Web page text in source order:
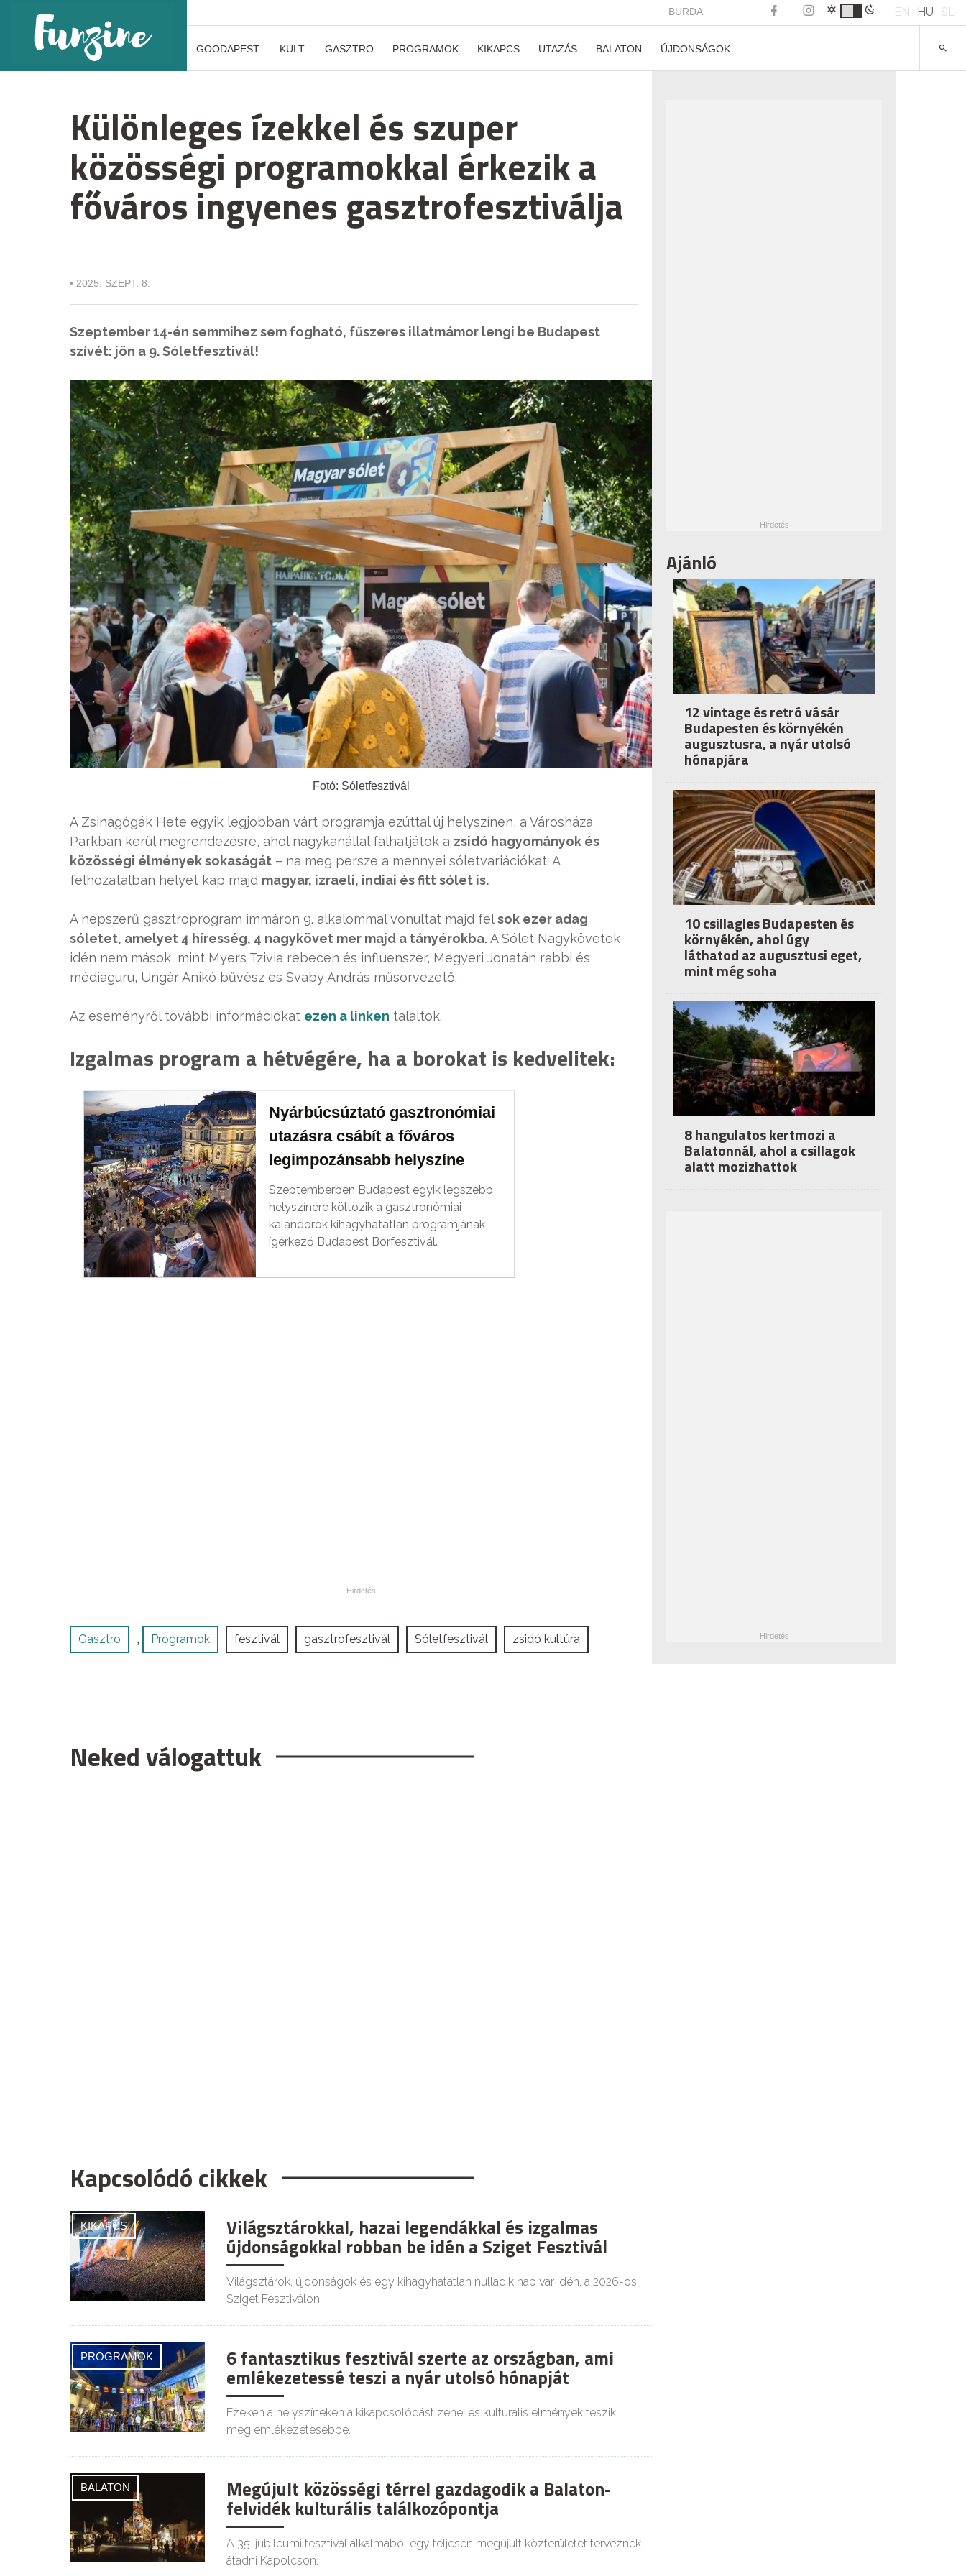
BURDA EN HU SL
GOODAPEST KULT GASZTRO PROGRAMOK KIKAPCS UTAZÁS BALATON ÚJDONSÁGOK
Különleges ízekkel és szuper
közösségi programokkal érkezik a
főváros ingyenes gasztrofesztiválja
• 2025. SZEPT. 8.
Szeptember 14-én semmihez sem fogható, fűszeres illatmámor lengi be Budapest
szívét: jön a 9. Sóletfesztivál!
Fotó: Sóletfesztivál
A Zsinagógák Hete egyik legjobban várt programja ezúttal új helyszínen, a Városháza
Parkban kerül megrendezésre, ahol nagykanállal falhatjátok a zsidó hagyományok és
közösségi élmények sokaságát – na meg persze a mennyei sóletvariációkat. A
felhozatalban helyet kap majd magyar, izraeli, indiai és fitt sólet is.
A népszerű gasztroprogram immáron 9. alkalommal vonultat majd felsok ezer adag
sóletet, amelyet 4 híresség, 4 nagykövet mer majd a tányérokba.A Sólet Nagykövetek
idén nem mások, mint Myers Tzivia rebecen és influenszer, Megyeri Jonatán rabbi és
médiaguru, Ungár Anikó bűvész és Sváby András műsorvezető.
Az eseményről további információkat ezen a linken találtok.
Izgalmas program a hétvégére, ha a borokat is kedvelitek:
Nyárbúcsúztató gasztronómiai
utazásra csábít a főváros
legimpozánsabb helyszíne
Szeptemberben Budapest egyik legszebb
helyszínére költözik a gasztronómiai
kalandorok kihagyhatatlan programjának
ígérkező Budapest Borfesztivál.
Gasztro , Programok fesztivál gasztrofesztivál Sóletfesztivál zsidó kultúra
Neked válogattuk
Kapcsolódó cikkek
KIKAPCS Világsztárokkal, hazai legendákkal és izgalmas
újdonságokkal robban be idén a Sziget Fesztivál
Világsztárok, újdonságok és egy kihagyhatatlan nulladik nap vár idén, a 2026-os
Sziget Fesztiválon.
PROGRAMOK 6 fantasztikus fesztivál szerte az országban, ami
emlékezetessé teszi a nyár utolsó hónapját
Ezeken a helyszíneken a kikapcsolódást zenei és kulturális élmények teszik
még emlékezetesebbé.
BALATON Megújult közösségi térrel gazdagodik a Balaton-
felvidék kulturális találkozópontja
A 35. jubileumi fesztivál alkalmából egy teljesen megújult közterületet terveznek
átadni Kapolcson.
Ajánló
12 vintage és retró vásár
Budapesten és környékén
augusztusra, a nyár utolsó
hónapjára
10 csillagles Budapesten és
környékén, ahol úgy
láthatod az augusztusi eget,
mint még soha
8 hangulatos kertmozi a
Balatonnál, ahol a csillagok
alatt mozizhattok